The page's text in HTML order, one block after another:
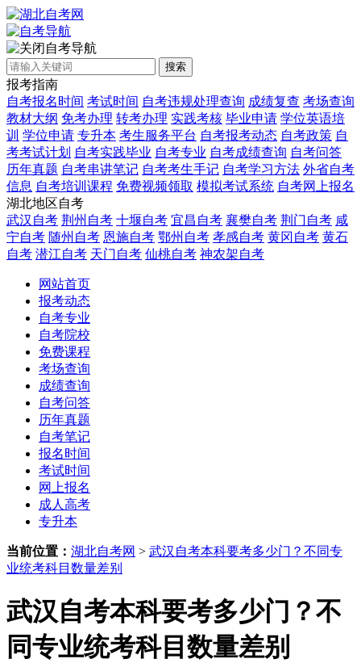
自考导航
搜索
报考指南
自考报名时间 考试时间 自考违规处理查询 成绩复查 考场查询
教材大纲 免考办理 转考办理 实践考核 毕业申请 学位英语培
训 学位申请 专升本 考生服务平台 自考报考动态 自考政策 自
考考试计划 自考实践毕业 自考专业 自考成绩查询 自考问答
历年真题 自考串讲笔记 自考考生手记 自考学习方法 外省自考
信息 自考培训课程 免费视频领取 模拟考试系统 自考网上报名
湖北地区自考
武汉自考 荆州自考 十堰自考 宜昌自考 襄樊自考 荆门自考 咸
宁自考 随州自考 恩施自考 鄂州自考 孝感自考 黄冈自考 黄石
自考 潜江自考 天门自考 仙桃自考 神农架自考
网站首页
报考动态
自考专业
自考院校
免费课程
考场查询
成绩查询
自考问答
历年真题
自考笔记
报名时间
考试时间
网上报名
成人高考
专升本
当前位置： 湖北自考网 > 武汉自考本科要考多少门？不同专
业统考科目数量差别
武汉自考本科要考多少门？不
同专业统考科目数量差别